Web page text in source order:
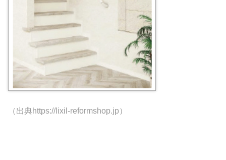
（出典https://lixil-reformshop.jp）